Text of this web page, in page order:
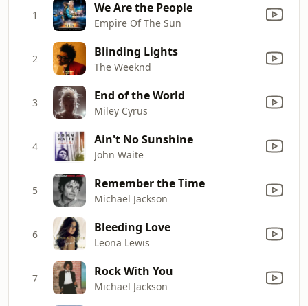
1 We Are the People
Empire Of The Sun
2 Blinding Lights
The Weeknd
3 End of the World
Miley Cyrus
4 Ain't No Sunshine
John Waite
5 Remember the Time
Michael Jackson
6 Bleeding Love
Leona Lewis
7 Rock With You
Michael Jackson